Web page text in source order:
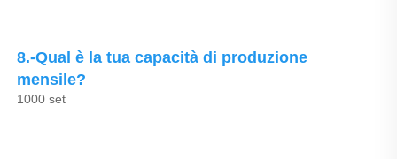
8.-Qual è la tua capacità di produzione
mensile?
1000 set